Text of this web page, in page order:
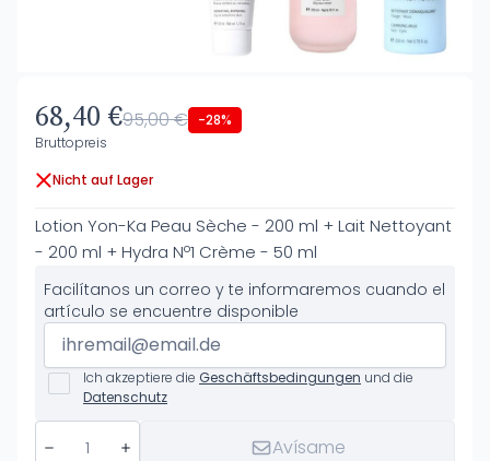
68,40 €95,00 € -28%
Bruttopreis
Nicht auf Lager
Lotion Yon-Ka Peau Sèche - 200 ml + Lait Nettoyant
- 200 ml + Hydra Nº1 Crème - 50 ml
Facilítanos un correo y te informaremos cuando el
artículo se encuentre disponible
Ich akzeptiere die Geschäftsbedingungen und die
Datenschutz
Avísame